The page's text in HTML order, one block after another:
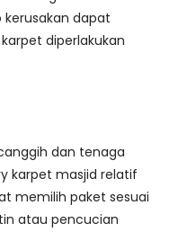
kerusakan dapat
diperlakukan
dan tenaga
karpet masjid relatif
memilih paket sesuai
atau pencucian